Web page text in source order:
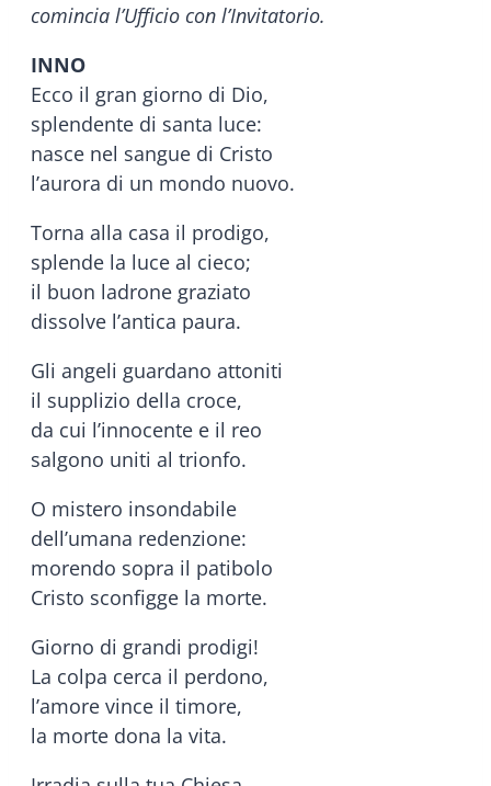
comincia l’Ufficio con l’Invitatorio.
INNO
Ecco il gran giorno di Dio,
splendente di santa luce:
nasce nel sangue di Cristo
l’aurora di un mondo nuovo.
Torna alla casa il prodigo,
splende la luce al cieco;
il buon ladrone graziato
dissolve l’antica paura.
Gli angeli guardano attoniti
il supplizio della croce,
da cui l’innocente e il reo
salgono uniti al trionfo.
O mistero insondabile
dell’umana redenzione:
morendo sopra il patibolo
Cristo sconfigge la morte.
Giorno di grandi prodigi!
La colpa cerca il perdono,
l’amore vince il timore,
la morte dona la vita.